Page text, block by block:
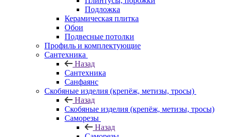
Подложка
Керамическая плитка
Обои
Подвесные потолки
Профиль и комплектующие
Сантехника
Назад
Сантехника
Санфаянс
Скобяные изделия (крепёж, метизы, тросы)
Назад
Скобяные изделия (крепёж, метизы, тросы)
Саморезы
Назад